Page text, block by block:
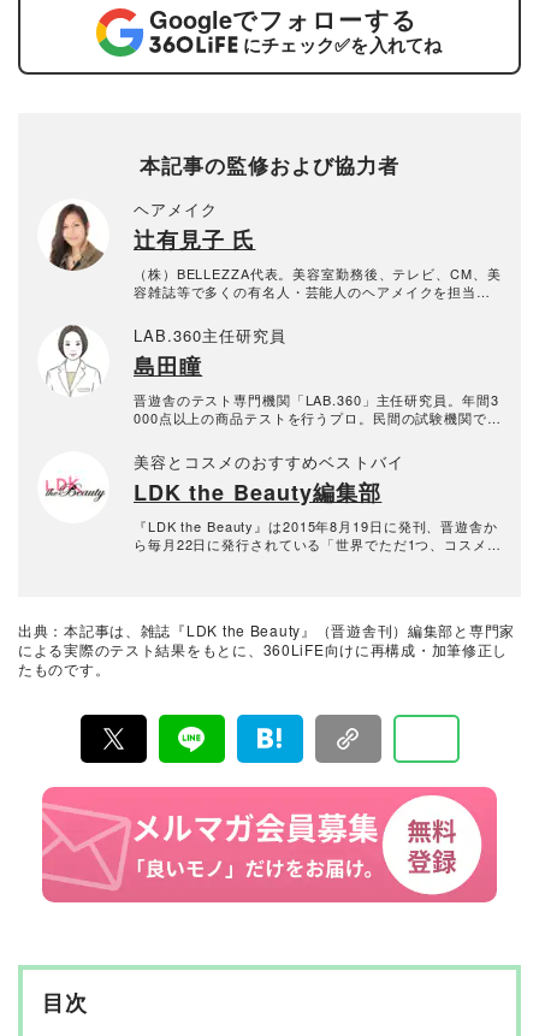
Googleでフォローする
にチェック✅を入れてね
本記事の監修および協力者
ヘアメイク
辻有見子 氏
（株）BELLEZZA代表。美容室勤務後、テレビ、CM、美
容雑誌等で多くの有名人・芸能人のヘアメイクを担当。
LAB.360主任研究員
島田瞳
晋遊舎のテスト専門機関「LAB.360」主任研究員。年間3
000点以上の商品テストを行うプロ。民間の試験機関でス
の試験に約15年携わり、ヒト肌に関わる計測・評価を行
う。メーカーや出版社からの依頼試験に従事し、ユニー
クなビジュアル性を伴う分かりやすい評価作成に努め、
業界の発展に寄与。消費者目線で実使用に則した手法・
評価を心がけている。
美容とコスメのおすすめベストバイ
LDK the Beauty編集部
『LDK the Beauty』は2015年8月19日に発刊、晋遊舎か
ら毎月22日に発行されている「世界でただ1つ、コスメを
ディアで情報を発信中。姉妹誌であるテストする女性誌
『LDK』と同様、メーカーに忖度する事なく、編集部と
出典：本記事は、雑誌『LDK the Beauty』（晋遊舎刊）編集部と専門家
による実際のテスト結果をもとに、360LiFE向けに再構成・加筆修正し
たものです。
目次